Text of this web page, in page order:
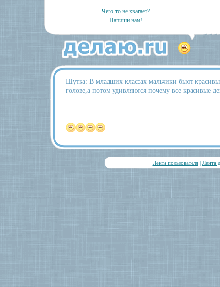
Чего-то не хватает?
Напиши нам!
Шутка: В младших классах мальчики бьют
голове,а потом удивляются почему все красивые
Лента пользователя| Лента